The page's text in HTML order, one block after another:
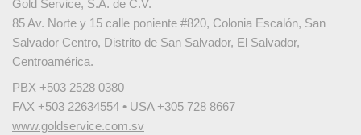
Gold Service, S.A. de C.V.
85 Av. Norte y 15 calle poniente #820, Colonia Escalón, San
Salvador Centro, Distrito de San Salvador, El Salvador,
Centroamérica.
PBX +503 2528 0380
FAX +503 22634554 • USA +305 728 8667
www.goldservice.com.sv